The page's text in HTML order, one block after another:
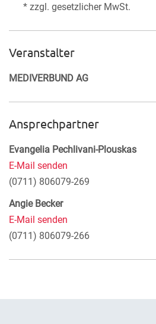
* zzgl. gesetzlicher MwSt.
Veranstalter
MEDIVERBUND AG
Ansprechpartner
Evangelia Pechlivani-Plouskas
E-Mail senden
(0711) 806079-269
Angie Becker
E-Mail senden
(0711) 806079-266